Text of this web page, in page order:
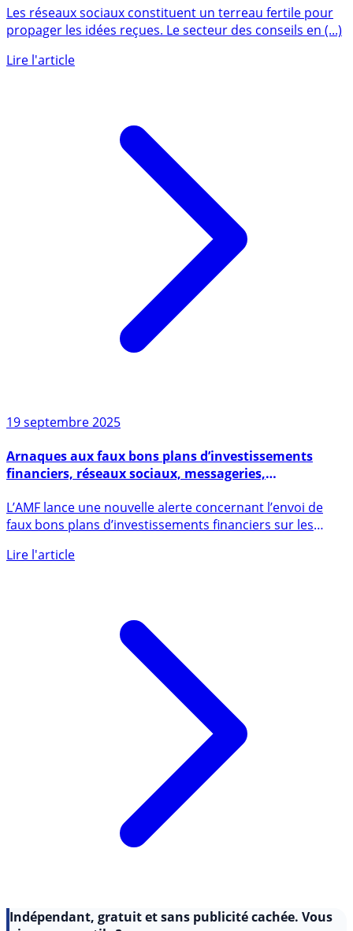
TikTok... Pourquoi leurs conseils sont-ils de si
mauvaise qualité ?
Les réseaux sociaux constituent un terreau fertile pour
propager les idées reçues. Le secteur des conseils en (...)
19 septembre 2025
financiers, réseaux sociaux, messageries,
influenceurs
faux bons plans d’investissements financiers sur les